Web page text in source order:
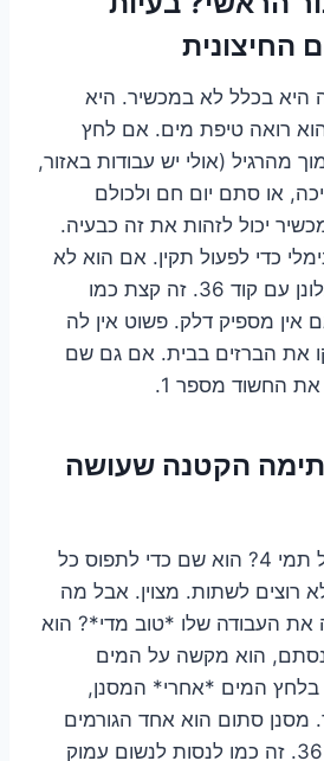
החיצונית
היא בכלל לא במכשיר. היא
רואה טיפת מים. אם לחץ
מהרגיל (אולי יש עבודות באזור,
או סתם יום חם ולכולם
יכול לזהות את זה כבעיה.
כדי לפעול תקין. אם הוא לא
מקבל אותו, הוא מתלונן עם קוד 36. זה קצת כמו
אין מספיק דלק. פשוט אין לה
את הברזים בבית. אם גם שם
החשוד מספר 1.
הקטנה שעושה
זוכרים את המסנן של תמי 4? הוא שם כדי לתפוס כל
רוצים לשתות. מצוין. אבל מה
את העבודה שלו *טוב מדי*? הוא
הוא מקשה על המים
בלחץ המים *אחרי* המסנן,
סתום הוא אחד הגורמים
הנפוצים ביותר לקוד 36. זה כמו לנסות לנשום עמוק